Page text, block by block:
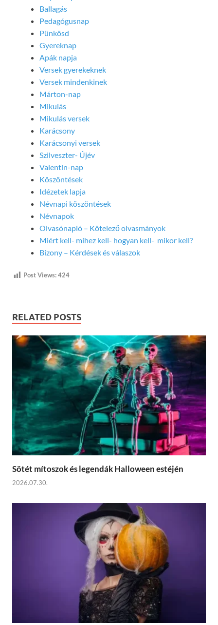
Ballagás
Pedagógusnap
Pünkösd
Gyereknap
Apák napja
Versek gyerekeknek
Versek mindenkinek
Márton-nap
Mikulás
Mikulás versek
Karácsony
Karácsonyi versek
Szilveszter- Újév
Valentin-nap
Köszöntések
Idézetek lapja
Névnapi köszöntések
Névnapok
Olvasónapló – Kötelező olvasmányok
Miért kell- mihez kell- hogyan kell- mikor kell?
Bizony – Kérdések és válaszok
Post Views:424
RELATED POSTS
Sötét mítoszok és legendák Halloween estéjén
2026.07.30.